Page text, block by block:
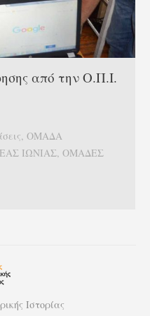
από την Ο.Π.Ι.
ΟΜΑΔΑ
ΙΩΝΙΑΣ ΟΜΑΔΕΣ
Ιστορίας